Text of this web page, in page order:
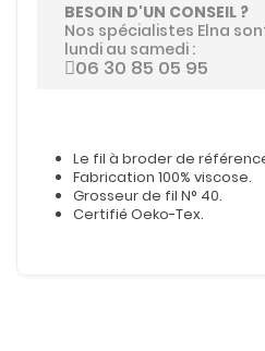
BESOIN D'UN CONSEIL ?
Nos spécialistes Elna
lundi au samedi :
06 30 85 05 95
Le fil à broder de
Fabrication 100% viscose.
Grosseur de fil N° 40.
Certifié Oeko-Tex.